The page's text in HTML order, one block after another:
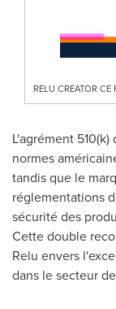
RELU CREATOR CE
L'agrément
normes
tandis que le
réglementations
sécurité des
Cette double
Relu envers
dans le secteur